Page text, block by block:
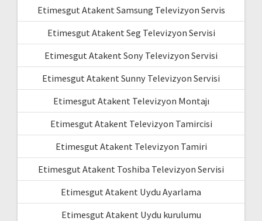
Etimesgut Atakent Samsung Televizyon Servis
Etimesgut Atakent Seg Televizyon Servisi
Etimesgut Atakent Sony Televizyon Servisi
Etimesgut Atakent Sunny Televizyon Servisi
Etimesgut Atakent Televizyon Montajı
Etimesgut Atakent Televizyon Tamircisi
Etimesgut Atakent Televizyon Tamiri
Etimesgut Atakent Toshiba Televizyon Servisi
Etimesgut Atakent Uydu Ayarlama
Etimesgut Atakent Uydu kurulumu